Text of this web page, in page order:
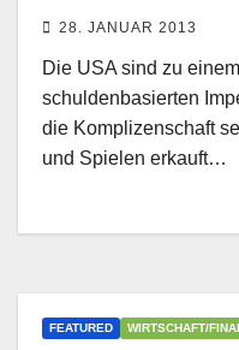
28. JANUAR 2013
Die USA sind zu
schuldenbasierten
die Komplizenschaft
und Spielen erkauft…
FEATURED WIRTSCHAFT/